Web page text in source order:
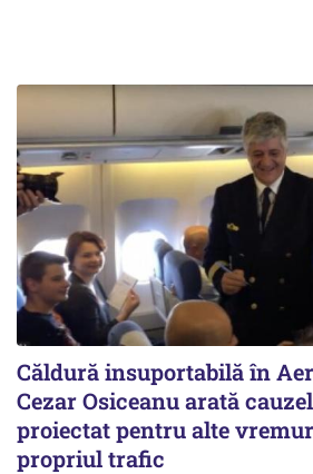
Căldură insuportabilă în
Cezar Osiceanu arată
proiectat pentru alte
propriul trafic